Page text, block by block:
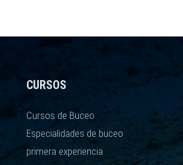
CURSOS
Cursos de Buceo
Especialidades de buceo
primera experiencia